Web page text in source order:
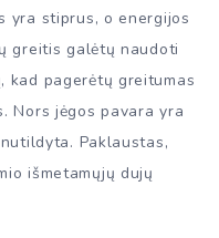
yra stiprus, o energijos
greitis galėtų naudoti
kad pagerėtų greitumas
Nors jėgos pavara yra
Paklaustas,
išmetamųjų dujų